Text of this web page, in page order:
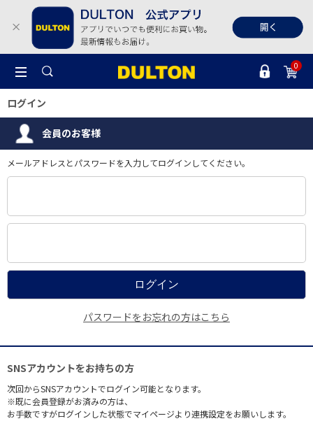
0
ログイン
会員のお客様
メールアドレスとパスワードを入力してログインしてください。
パスワードをお忘れの方はこちら
SNSアカウントをお持ちの方
次回からSNSアカウントでログイン可能となります。
※既に会員登録がお済みの方は、
お手数ですがログインした状態でマイページより連携設定をお願いします。